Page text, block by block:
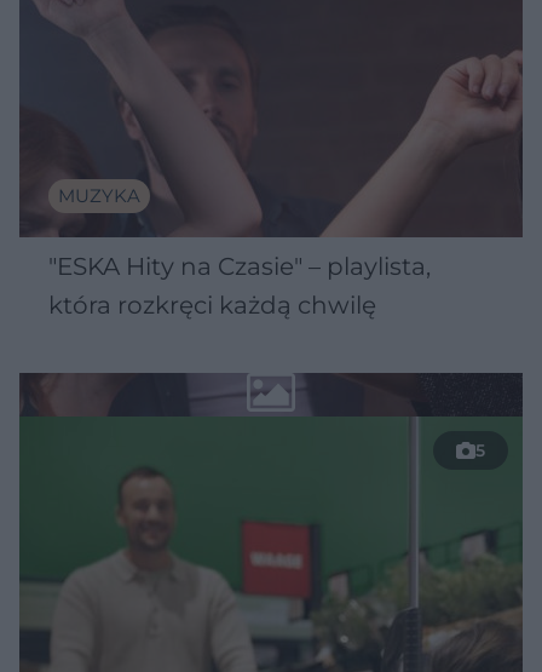
MUZYKA
"ESKA Hity na Czasie" – playlista,
która rozkręci każdą chwilę
5